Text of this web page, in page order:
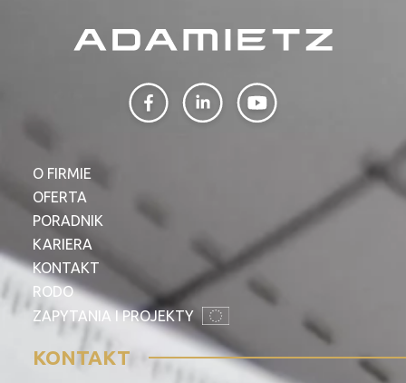
O FIRMIE
OFERTA
PORADNIK
KARIERA
KONTAKT
RODO
ZAPYTANIA I PROJEKTY
KONTAKT